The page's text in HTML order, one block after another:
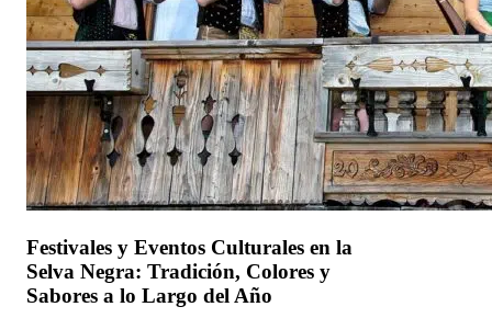
Festivales y Eventos Culturales en la
Selva Negra: Tradición, Colores y
Sabores a lo Largo del Año